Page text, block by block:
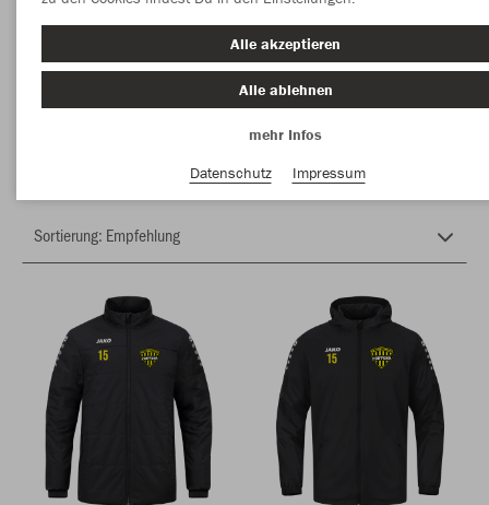
Herzlich Willkommen im Teamshop BSC
Fortuna Glienicke
Alle akzeptieren
Alle ablehnen
mehr Infos
Datenschutz
Impressum